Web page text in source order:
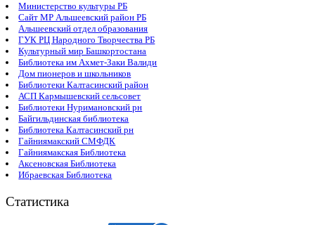
Министерство культуры РБ
Сайт МР Альшеевский район РБ
Альшеевский отдел образования
ГУК РЦ Народного Творчества РБ
Культурный мир Башкортостана
Библиотека им Ахмет-Заки Валиди
Дом пионеров и школьников
Библиотеки Калтасинский район
АСП Кармышевский сельсовет
Библиотеки Нуримановский рн
Байгильдинская библиотека
Библиотека Калтасинский рн
Гайниямакский СМФДК
Гайниямакская Библиотека
Аксеновская Библиотека
Ибраевская Библиотека
Статистика